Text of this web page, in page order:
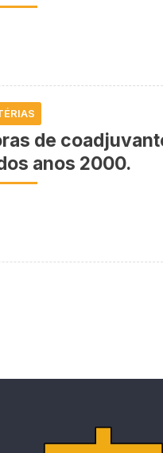
de
anos 2000.